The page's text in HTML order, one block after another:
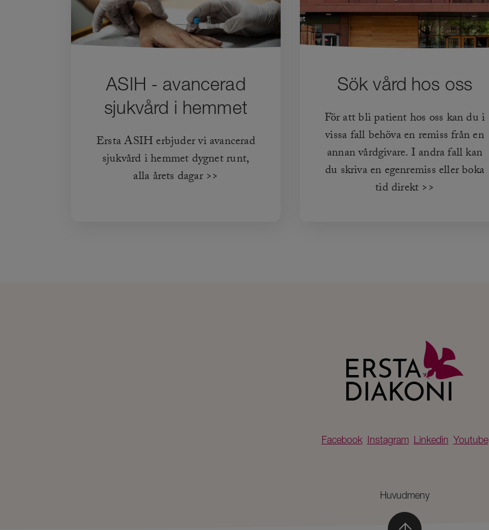
ASIH - avancerad
sjukvård i hemmet
Ersta ASIH erbjuder vi avancerad
sjukvård i hemmet dygnet runt,
alla årets dagar >>
Sök vård hos oss
För att bli patient hos oss kan du i
vissa fall behöva en remiss från en
annan vårdgivare. I andra fall kan
du skriva en egenremiss eller boka
tid direkt >>
Facebook Instagram Linkedin Youtube
Huvudmeny